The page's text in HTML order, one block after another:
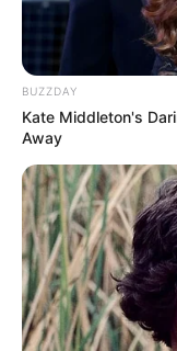
BUZZDAY
Kate Middleton's
Away